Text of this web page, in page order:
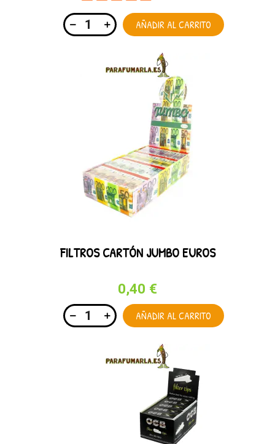
AÑADIR AL CARRITO
FILTROS CARTÓN JUMBO EUROS
0,40 €
AÑADIR AL CARRITO